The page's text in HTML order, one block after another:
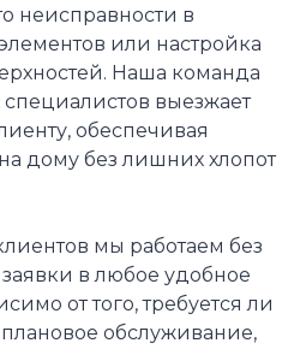
неисправности в
или настройка
Наша команда
выезжает
обеспечивая
дому без лишних хлопот
мы работаем без
в любое удобное
от того, требуется ли
обслуживание,